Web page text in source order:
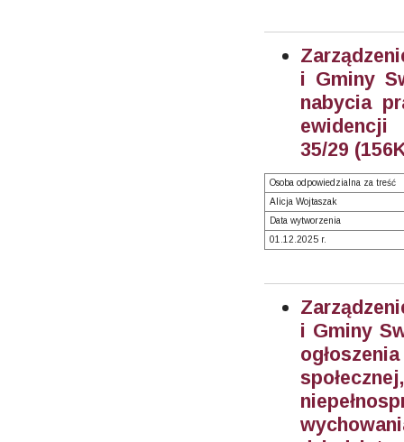
i Gminy
nabycia
35/29
Osoba odpowiedzialna za treść
Alicja Wojtaszak
Data wytworzenia
01.12.2025 r.
i Gminy